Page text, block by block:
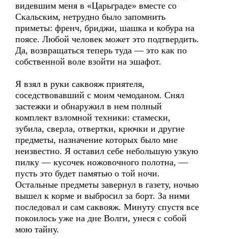
видевшим меня в «Царьграде» вместе со
Скальским, нетрудно было запомнить
приметы: френч, бриджи, шашка и кобура на
поясе. Любой человек может это подтвердить.
Да, возвращаться теперь туда — это как по
собственной воле взойти на эшафот.
Я взял в руки саквояж приятеля,
соседствовавший с моим чемоданом. Снял
застежки и обнаружил в нем полный
комплект взломной техники: стамески,
зубила, сверла, отвертки, крючки и другие
предметы, назначение которых было мне
неизвестно. Я оставил себе небольшую узкую
пилку — кусочек ножовочного полотна, —
пусть это будет памятью о той ночи.
Остальные предметы завернул в газету, ночью
вышел к корме и выбросил за борт. За ними
последовал и сам саквояж. Минуту спустя все
покоилось уже на дне Волги, унеся с собой
мою тайну.